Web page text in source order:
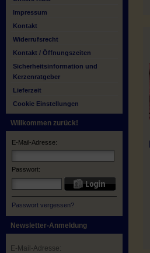
Impressum
Kontakt
Widerrufsrecht
Kontakt / Öffnungszeiten
Sicherheitsinformation und
Kerzenratgeber
Lieferzeit
Cookie Einstellungen
Willkommen zurück!
E-Mail-Adresse:
Passwort:
Passwort vergessen?
Newsletter-Anmeldung
E-Mail-Adresse: